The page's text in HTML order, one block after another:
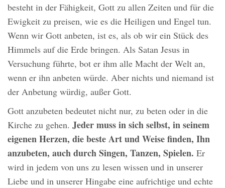
besteht in der Fähigkeit, Gott zu allen Zeiten und für die
Ewigkeit zu preisen, wie es die Heiligen und Engel tun.
Wenn wir Gott anbeten, ist es, als ob wir ein Stück des
Himmels auf die Erde bringen. Als Satan Jesus in
Versuchung führte, bot er ihm alle Macht der Welt an,
wenn er ihn anbeten würde. Aber nichts und niemand ist
der Anbetung würdig, außer Gott.
Gott anzubeten bedeutet nicht nur, zu beten oder in die
Kirche zu gehen. Jeder muss in sich selbst, in seinem
eigenen Herzen, die beste Art und Weise finden, Ihn
anzubeten, auch durch Singen, Tanzen, Spielen. Er
wird in jedem von uns zu lesen wissen und in unserer
Liebe und in unserer Hingabe eine aufrichtige und echte